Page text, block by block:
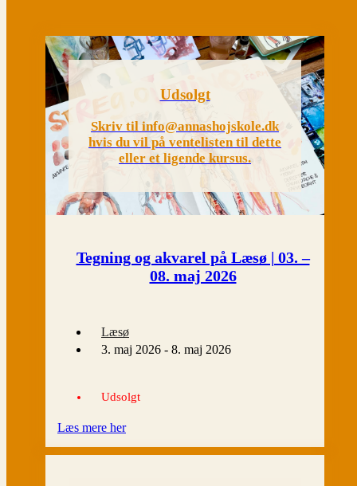
Udsolgt
Skriv til info@annashojskole.dk
hvis du vil på ventelisten til dette
eller et ligende kursus.
Tegning og akvarel på Læsø | 03. –
08. maj 2026
Læsø
3. maj 2026 - 8. maj 2026
Udsolgt
Læs mere her